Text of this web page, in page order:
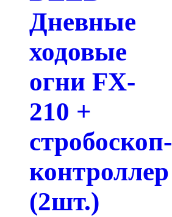
Дневные
ходовые
огни FX-
210 +
стробоскоп-
контроллер
(2шт.)